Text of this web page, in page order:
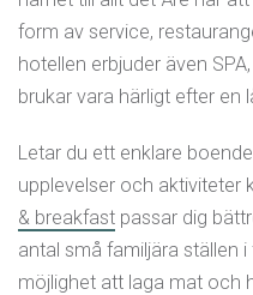
Besök på Facebook
Besök på
form av service,
hotellen erbjuder även
brukar vara härligt efter en
Letar du ett enklare
upplevelser och aktiviteter
& breakfast passar dig
antal små familjära ställen
möjlighet att laga mat och